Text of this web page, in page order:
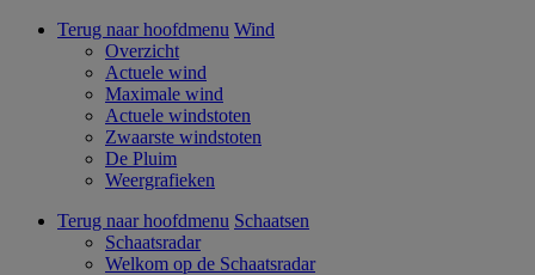
Terug naar hoofdmenu Wind
Overzicht
Actuele wind
Maximale wind
Actuele windstoten
Zwaarste windstoten
De Pluim
Weergrafieken
Terug naar hoofdmenu Schaatsen
Schaatsradar
Welkom op de Schaatsradar